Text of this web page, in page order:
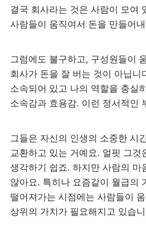
결국 회사라는 것은 사람이 모여
사람들이 움직여서 돈을 만들어
그럼에도 불구하고, 구성원들이
회사가 돈을 잘 버는 것이 아닙니
소속되어 있고 나의 역할을 충실
소속감과 효용감. 이런 정서적인
그들은 자신의 인생의 소중한 시
교환하고 있는 거예요. 얼핏 그것
생각하기 쉽죠. 하지만 사람의 마
않아요. 특히나 요즘같이 월급의
떨어져가는 시점에는 사람들이
상위의 가치가 필요해지고 있습